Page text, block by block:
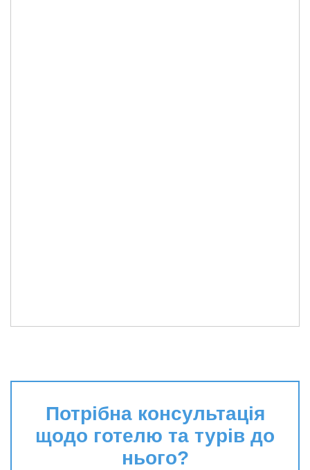
Потрібна консультація
щодо готелю та турів до
нього?